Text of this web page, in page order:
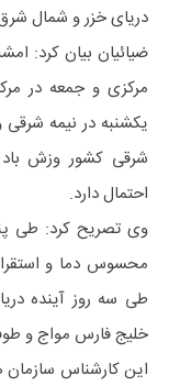
دریای خزر و شمال
ضیائیان بیان کرد:
مرکزی و جمعه در
یکشنبه در نیمه
شرقی کشور وزش
احتمال دارد.
وی تصریح کرد: طی
محسوس دما و
طی سه روز آینده
خلیج فارس مواج و
این کارشناس